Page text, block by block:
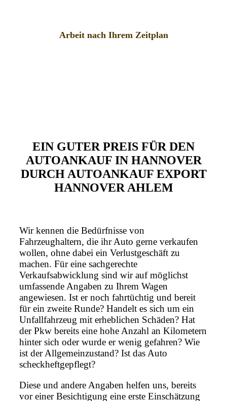
Arbeit nach Ihrem Zeitplan
EIN GUTER PREIS FÜR DEN
AUTOANKAUF IN HANNOVER
DURCH AUTOANKAUF EXPORT
HANNOVER AHLEM
Wir kennen die Bedürfnisse von
Fahrzeughaltern, die ihr Auto gerne verkaufen
wollen, ohne dabei ein Verlustgeschäft zu
machen. Für eine sachgerechte
Verkaufsabwicklung sind wir auf möglichst
umfassende Angaben zu Ihrem Wagen
angewiesen. Ist er noch fahrtüchtig und bereit
für ein zweite Runde? Handelt es sich um ein
Unfallfahrzeug mit erheblichen Schäden? Hat
der Pkw bereits eine hohe Anzahl an Kilometern
hinter sich oder wurde er wenig gefahren? Wie
ist der Allgemeinzustand? Ist das Auto
scheckheftgepflegt?
Diese und andere Angaben helfen uns, bereits
vor einer Besichtigung eine erste Einschätzung